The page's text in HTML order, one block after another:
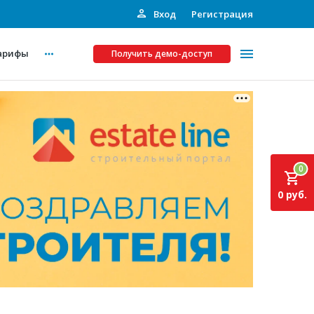
Вход Регистрация
Получить демо-доступ
Платные услуги
Рекламодателям
Инвестпроекты
Подписка на Базу
0
0 руб.